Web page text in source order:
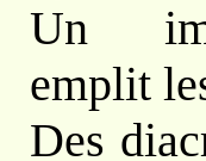
Un
emplit
Des